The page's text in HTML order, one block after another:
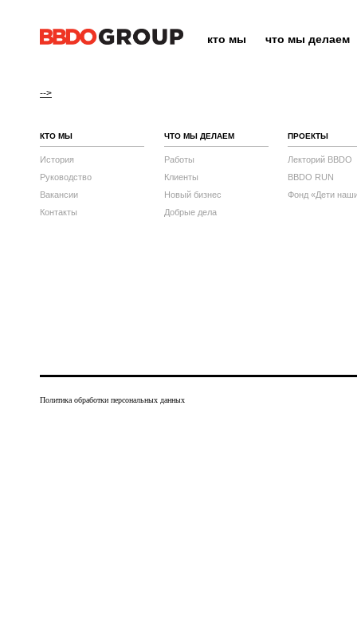
кто мы что мы делаем
-->
КТО МЫ
История
Руководство
Вакансии
Контакты
ЧТО МЫ ДЕЛАЕМ
Работы
Клиенты
Новый бизнес
Добрые дела
ПРОЕКТЫ
Лекторий BBDO
BBDO RUN
Фонд «Дети
Политика обработки персональных данных